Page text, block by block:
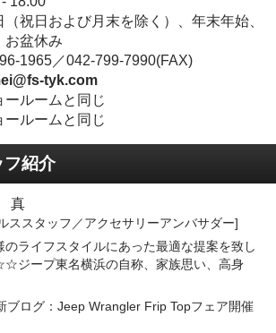
（祝日および月末を除く）、年末年始、
お盆休み
1965／042-799-7990(FAX)
tyk.com
ルームと同じ
ルームと同じ
フ紹介
真
ススタッフ／アクセサリーアンバサダー]
のライフスタイルにあった最適な提案を致し
ジープ東名横浜の自称、家族思い、高身
ブログ：Jeep Wrangler Frip Topフェア開催